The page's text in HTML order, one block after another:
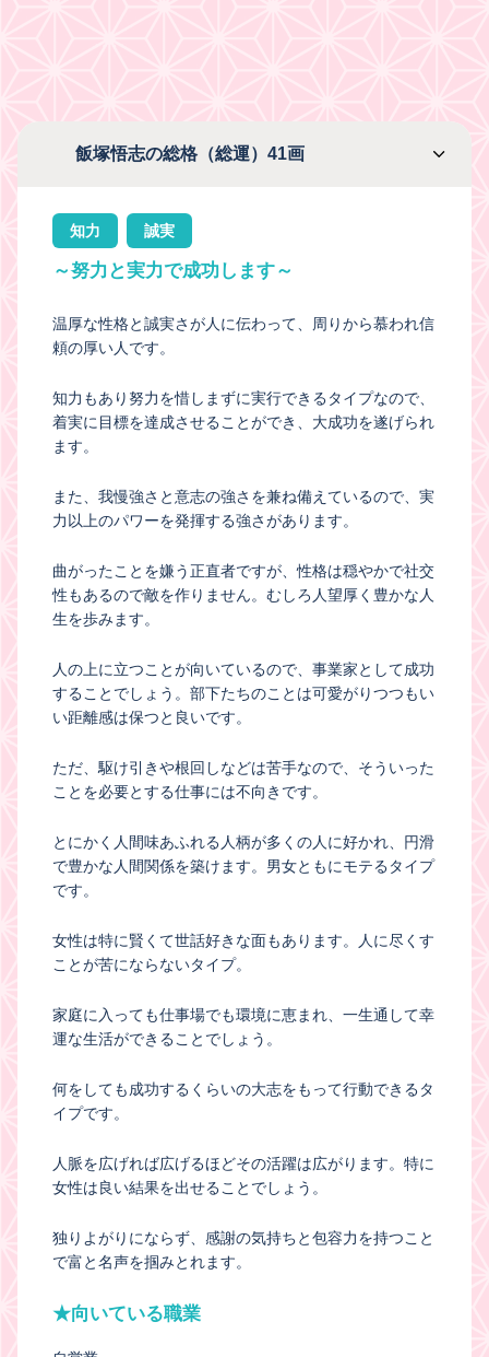
飯塚悟志の総格（総運）41画
知力 誠実
～努力と実力で成功します～
温厚な性格と誠実さが人に伝わって、周りから慕われ信
頼の厚い人です。
知力もあり努力を惜しまずに実行できるタイプなので、
着実に目標を達成させることができ、大成功を遂げられ
ます。
また、我慢強さと意志の強さを兼ね備えているので、実
力以上のパワーを発揮する強さがあります。
曲がったことを嫌う正直者ですが、性格は穏やかで社交
性もあるので敵を作りません。むしろ人望厚く豊かな人
生を歩みます。
人の上に立つことが向いているので、事業家として成功
することでしょう。部下たちのことは可愛がりつつもい
い距離感は保つと良いです。
ただ、駆け引きや根回しなどは苦手なので、そういった
ことを必要とする仕事には不向きです。
とにかく人間味あふれる人柄が多くの人に好かれ、円滑
で豊かな人間関係を築けます。男女ともにモテるタイプ
です。
女性は特に賢くて世話好きな面もあります。人に尽くす
ことが苦にならないタイプ。
家庭に入っても仕事場でも環境に恵まれ、一生通して幸
運な生活ができることでしょう。
何をしても成功するくらいの大志をもって行動できるタ
イプです。
人脈を広げれば広げるほどその活躍は広がります。特に
女性は良い結果を出せることでしょう。
独りよがりにならず、感謝の気持ちと包容力を持つこと
で富と名声を掴みとれます。
★向いている職業